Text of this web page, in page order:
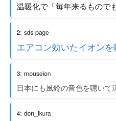
温暖化で「毎年来るもので
2: sds-page
エアコン効いたイオンを
3: mouseion
日本にも風鈴の音色を聴いて
4: don_ikura